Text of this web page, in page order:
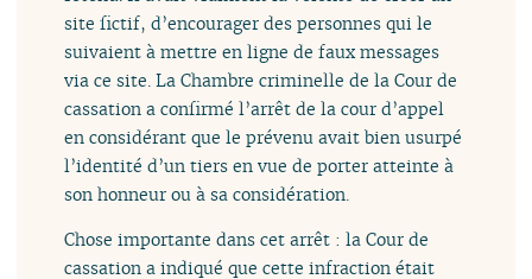
site fictif, d’encourager des personnes qui le
suivaient à mettre en ligne de faux messages
via ce site. La Chambre criminelle de la Cour de
cassation a confirmé l’arrêt de la cour d’appel
en considérant que le prévenu avait bien usurpé
l’identité d’un tiers en vue de porter atteinte à
son honneur ou à sa considération.
Chose importante dans cet arrêt : la Cour de
cassation a indiqué que cette infraction était